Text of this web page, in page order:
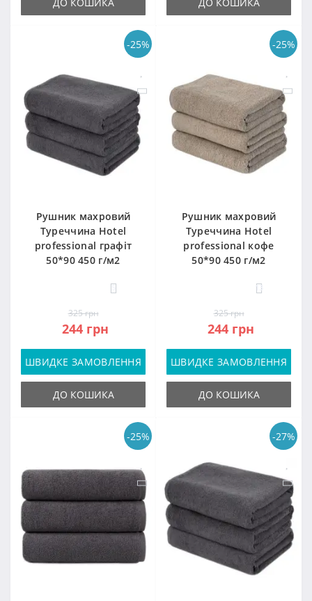
-25%
Рушник махровий
Туреччина Hotel
professional графіт
50*90 450 г/м2
5
325 грн
244 грн
ШВИДКЕ ЗАМОВЛЕННЯ
ДО КОШИКА
-25%
Рушник махровий
Туреччина Hotel
professional кофе
50*90 450 г/м2
13
325 грн
244 грн
ШВИДКЕ ЗАМОВЛЕННЯ
ДО КОШИКА
-25% -27%